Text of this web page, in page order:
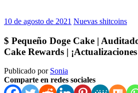
10 de agosto de 2021 Nuevas shitcoins
$ Pequeño Doge Cake |
Cake Rewards |
Publicado por Sonia
Comparte en redes sociales